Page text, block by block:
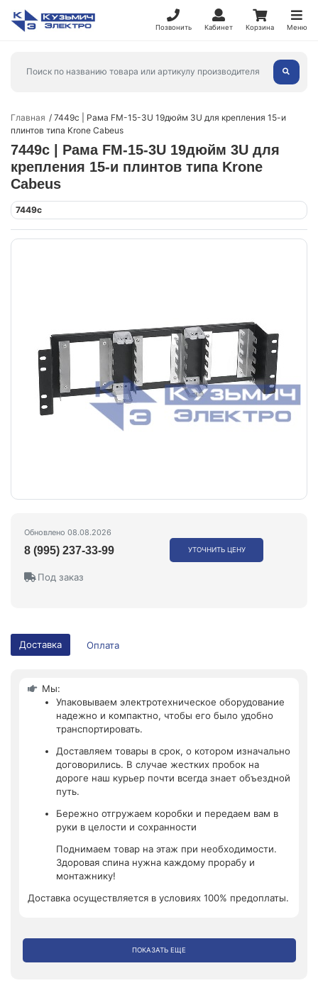
Позвонить Кабинет Корзина Меню
Главная
7449c | Рама FM-15-3U 19дюйм 3U для крепления 15-и
плинтов типа Krone Cabeus
7449c | Рама FM-15-3U 19дюйм 3U для
крепления 15-и плинтов типа Krone
Cabeus
7449c
Обновлено 08.08.2026
8 (995) 237-33-99 УТОЧНИТЬ ЦЕНУ
Под заказ
Доставка Оплата
Мы:
Упаковываем электротехническое оборудование
надежно и компактно, чтобы его было удобно
транспортировать.
Доставляем товары в срок, о котором изначально
договорились. В случае жестких пробок на
дороге наш курьер почти всегда знает объездной
путь.
Бережно отгружаем коробки и передаем вам в
руки в целости и сохранности
Поднимаем товар на этаж при необходимости.
Здоровая спина нужна каждому прорабу и
монтажнику!
Доставка осуществляется в условиях 100% предоплаты.
ПОКАЗАТЬ ЕЩЕ